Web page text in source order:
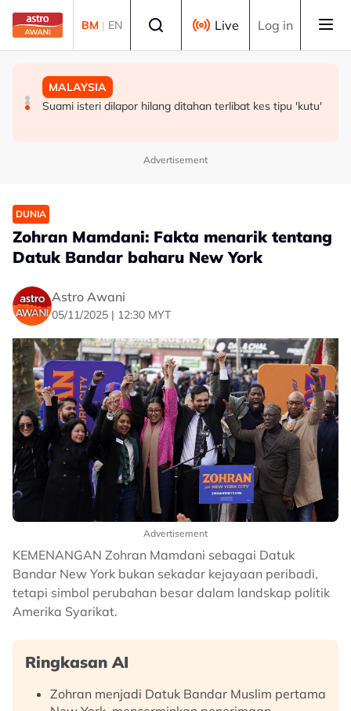
Skip to main content
BM | EN Live Log in
DUNIA
Trump dakwa kompleks ketenteraan besar sedang
MALAYSIA
Suami isteri dilapor hilang ditahan terlibat kes tipu 'kutu'
POLITIK
‘Kalau saya dianggap orang luar, jelas kenyanyukan itu’
Advertisement
DUNIA
Zohran Mamdani: Fakta menarik tentang
Datuk Bandar baharu New York
Astro Awani
05/11/2025 | 12:30 MYT
Advertisement
KEMENANGAN Zohran Mamdani sebagai Datuk
Bandar New York bukan sekadar kejayaan peribadi,
tetapi simbol perubahan besar dalam landskap politik
Amerika Syarikat.
Ringkasan AI
Zohran menjadi Datuk Bandar Muslim pertama